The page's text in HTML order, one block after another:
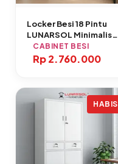
Locker Besi 18 Pintu
LUNARSOL Minimalis
Anti Karat
CABINET BESI
Rp2.760.000
HABIS